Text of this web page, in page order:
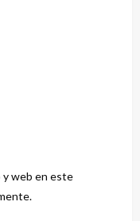
y web en este